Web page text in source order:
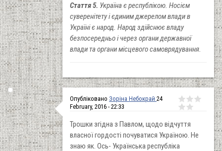
Стаття 5. Україна є республікою. Носієм
суверенітету і єдиним джерелом влади в
Україні є народ. Народ здійснює владу
безпосередньо і через органи державної
влади та органи місцевого самоврядування.
Опубліковано Зоріна Небокрай 24
February, 2016 - 22:33
Трошки згідна з Павлом, щодо відчуття
власної гордості почуватися Україною. Не
знаю як. Ось- Українська республіка